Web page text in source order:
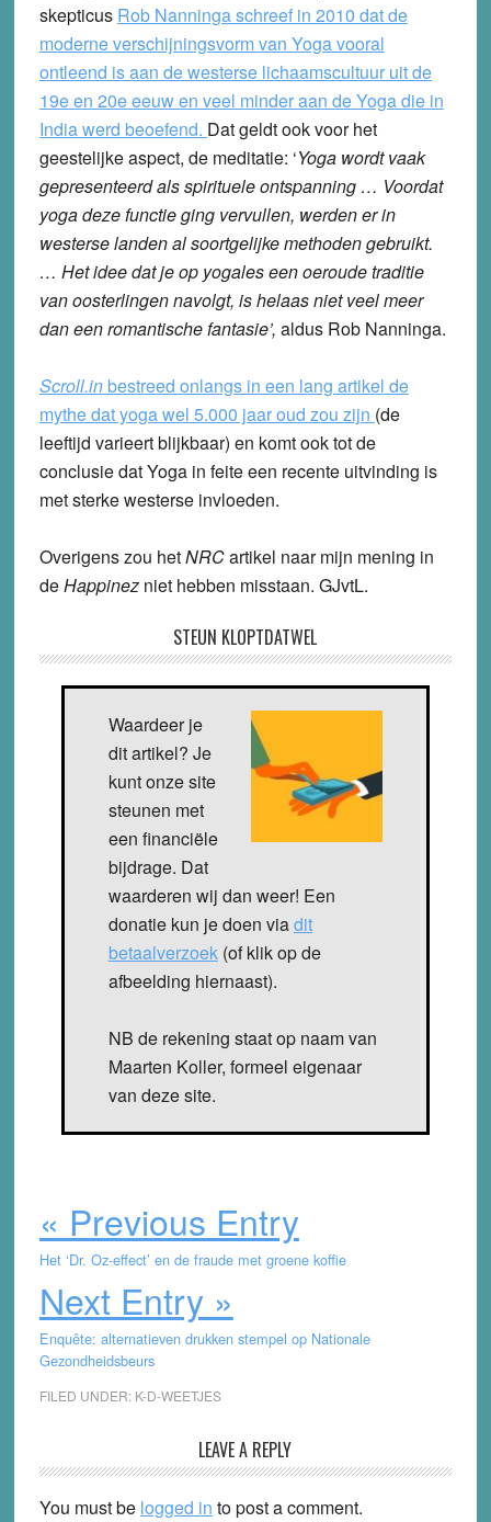
skepticus Rob Nanninga schreef in 2010 dat de
moderne verschijningsvorm van Yoga vooral
ontleend is aan de westerse lichaamscultuur uit de
19e en 20e eeuw en veel minder aan de Yoga die in
India werd beoefend. Dat geldt ook voor het
geestelijke aspect, de meditatie: ‘Yoga wordt vaak
gepresenteerd als spirituele ontspanning … Voordat
yoga deze functie ging vervullen, werden er in
westerse landen al soortgelijke methoden gebruikt.
… Het idee dat je op yogales een oeroude traditie
van oosterlingen navolgt, is helaas niet veel meer
dan een romantische fantasie’, aldus Rob Nanninga.
Scroll.in bestreed onlangs in een lang artikel de
mythe dat yoga wel 5.000 jaar oud zou zijn (de
leeftijd varieert blijkbaar) en komt ook tot de
conclusie dat Yoga in feite een recente uitvinding is
met sterke westerse invloeden.
Overigens zou hetNRCartikel naar mijn mening in
deHappinez niet hebben misstaan. GJvtL.
STEUN KLOPTDATWEL
Waardeer je
dit artikel? Je
kunt onze site
steunen met
een financiële
bijdrage. Dat
waarderen wij dan weer! Een
donatie kun je doen viadit
betaalverzoek(of klik op de
afbeelding hiernaast).
NB de rekening staat op naam van
Maarten Koller, formeel eigenaar
van deze site.
« Previous Entry
Het ‘Dr. Oz-effect’ en de fraude met groene koffie
Next Entry »
Enquête: alternatieven drukken stempel op Nationale
Gezondheidsbeurs
FILED UNDER: K-D-WEETJES
Interactions
LEAVE A REPLY
You must be logged in to post a comment.